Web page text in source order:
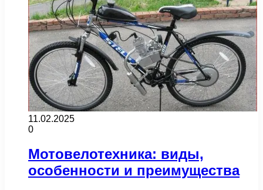
11.02.2025
0
Мотовелотехника: виды,
особенности и преимущества